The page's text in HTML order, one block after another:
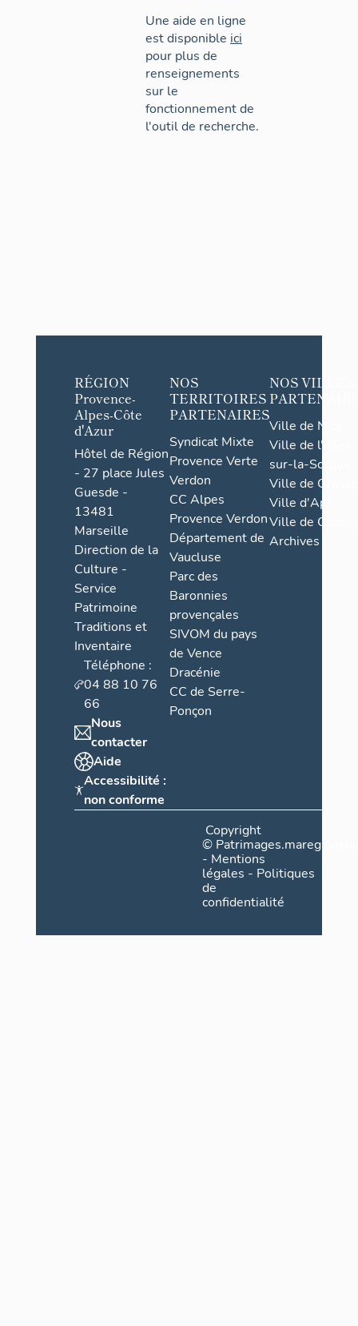
Une aide en ligne
est disponible ici
pour plus de
renseignements
sur le
fonctionnement de
l'outil de recherche.
RÉGION
Provence-
Alpes-Côte
d'Azur
Hôtel de Région
- 27 place Jules
Guesde -
13481
Marseille
Direction de la
Culture -
Service
Patrimoine
Traditions et
Inventaire
Téléphone :
04 88 10 76
66
Nous
contacter
Aide
Accessibilité :
non conforme
NOS
TERRITOIRES
PARTENAIRES
Syndicat Mixte
Provence Verte
Verdon
CC Alpes
Provence Verdon
Département de
Vaucluse
Parc des
Baronnies
provençales
SIVOM du pays
de Vence
Dracénie
CC de Serre-
Ponçon
NOS VILLES
Ville de Nice
Ville de l'Isle-
sur-la-Sorgue
Ville de Grasse
Ville d'Apt
Ville de
Archives
Copyright
©
- Mentions
légales - Politiques
de
confidentialité